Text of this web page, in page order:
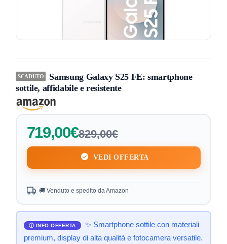
SCADUTO
Samsung Galaxy S25 FE: smartphone
sottile, affidabile e resistente
719,00€829,00€
VEDI OFFERTA
🚚 Venduto e spedito da Amazon
✨ Smartphone sottile con materiali
premium, display di alta qualità e fotocamera versatile.